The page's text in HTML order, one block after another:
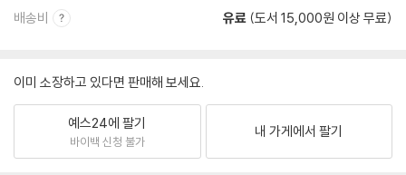
배송비 유료 (도서 15,000원 이상 무료)
이미 소장하고 있다면 판매해 보세요.
예스24에 팔기
바이백 신청 불가
내 가게에서 팔기